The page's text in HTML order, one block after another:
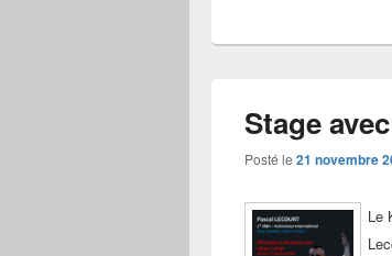
Stage
Posté le 21 novembre
Le